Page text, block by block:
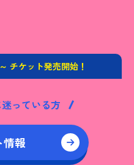
チケット発売開始！
っている方
情報